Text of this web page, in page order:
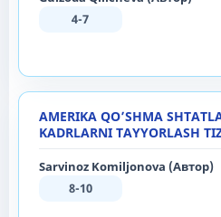
4-7
AMERIKA QO’SHMA
KADRLARNI TAYYORLASH
Sarvinoz Komiljonova (Автор)
8-10